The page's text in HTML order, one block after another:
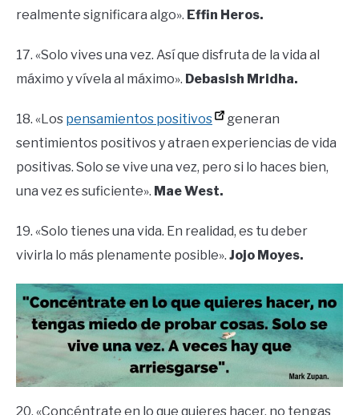
realmente significara algo». Effin Heros.
17. «Solo vives una vez. Así que disfruta de la vida al
máximo y vívela al máximo». Debasish Mridha.
18. «Los pensamientos positivos
generan
sentimientos positivos y atraen experiencias de vida
positivas. Solo se vive una vez, pero si lo haces bien,
una vez es suficiente». Mae West.
19. «Solo tienes una vida. En realidad, es tu deber
vivirla lo más plenamente posible». Jojo Moyes.
20. «Concéntrate en lo que quieres hacer, no tengas